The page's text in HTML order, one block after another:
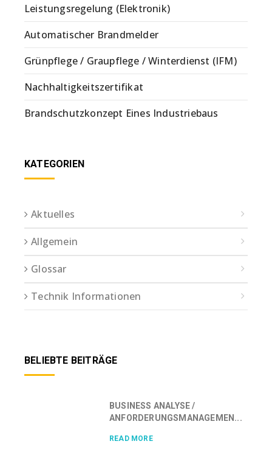
Leistungsregelung (Elektronik)
Automatischer Brandmelder
Grünpflege / Graupflege / Winterdienst (IFM)
Nachhaltigkeitszertifikat
Brandschutzkonzept Eines Industriebaus
KATEGORIEN
Aktuelles
Allgemein
Glossar
Technik Informationen
BELIEBTE BEITRÄGE
BUSINESS ANALYSE /
ANFORDERUNGSMANAGEMEN...
READ MORE